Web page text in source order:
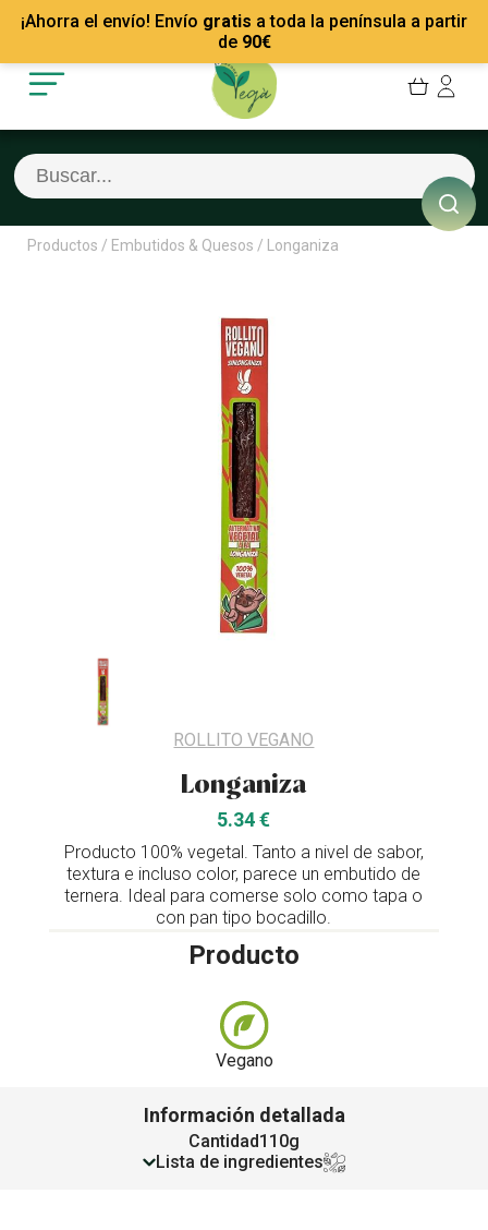
¡Ahorra el envío! Envío gratis a toda la península a partir
de 90€
Mis Pedidos
Mis favoritos
Cerrar sesión
Recetas
Empresas
Contacto
Productos / Embutidos & Quesos / Longaniza
ROLLITO VEGANO
Longaniza
5.34 €
Producto 100% vegetal. Tanto a nivel de sabor,
textura e incluso color, parece un embutido de
ternera. Ideal para comerse solo como tapa o
con pan tipo bocadillo.
Producto
Vegano
Información detallada
Cantidad110g
Lista de ingredientes